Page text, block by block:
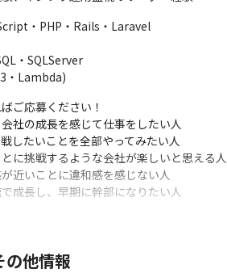
ータ管理ツール
・PHP・Rails・Laravel
・SQLServer
・Lambda)
ご応募ください！
社の成長を感じて仕事をしたい人
したいことを全部やってみたい人
に挑戦するような会社が楽しいと思える人
近いことに違和感を感じない人
成長し、早期に幹部になりたい人
の他情報